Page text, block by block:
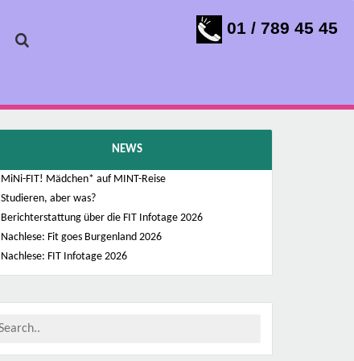
01 / 789 45 45
NEWS
MiNi-FIT! Mädchen* auf MINT-Reise
Studieren, aber was?
Berichterstattung über die FIT Infotage 2026
Nachlese: Fit goes Burgenland 2026
Nachlese: FIT Infotage 2026